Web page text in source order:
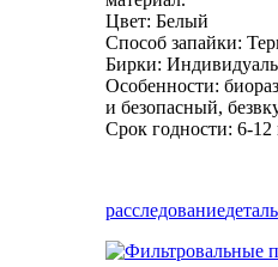
Цвет: Белый
Способ запайки:
Бирки:
Особенности:
и безопасный,
Срок годности: 6-12
расследованиедеталь